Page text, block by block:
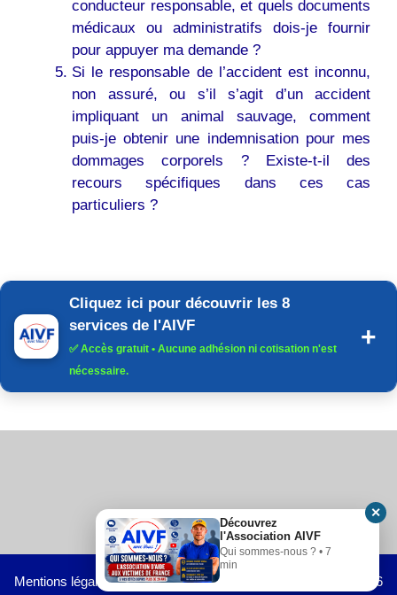
conducteur responsable, et quels documents
médicaux ou administratifs dois-je fournir
pour appuyer ma demande ?
Si le responsable de l’accident est inconnu,
non assuré, ou s’il s’agit d’un accident
impliquant un animal sauvage, comment
puis-je obtenir une indemnisation pour mes
dommages corporels ? Existe-t-il des
recours spécifiques dans ces cas
particuliers ?
Cliquez ici pour découvrir les 8
services de l'AIVF
✅Accès gratuit • Aucune adhésion ni cotisation n'est
nécessaire.
Mentions légales-Blog- Tous droits réservés Copyright © 2026
Découvrez
l'Association AIVF
Qui sommes-nous ? • 7
min
✕